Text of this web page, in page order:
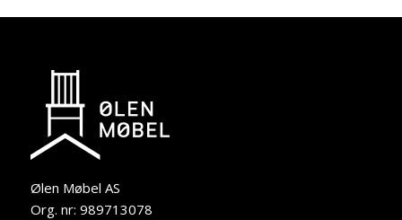
Ølen Møbel AS
Org. nr: 989713078